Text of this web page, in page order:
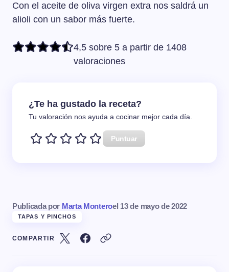
Con el aceite de oliva virgen extra nos saldrá un
alioli con un sabor más fuerte.
4,5 sobre 5 a partir de 1408
valoraciones
¿Te ha gustado la receta?
Tu valoración nos ayuda a cocinar mejor cada día.
Puntuar
Publicada por Marta Monteroel 13 de mayo de 2022
TAPAS Y PINCHOS
COMPARTIR